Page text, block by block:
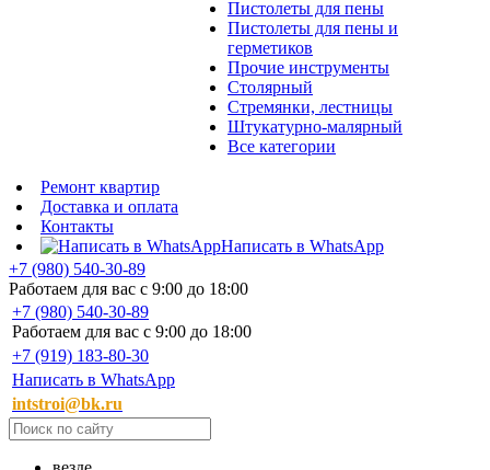
Пистолеты для пены
Пистолеты для пены и
герметиков
Прочие инструменты
Столярный
Стремянки, лестницы
Штукатурно-малярный
Все категории
Ремонт квартир
Доставка и оплата
Контакты
Написать в WhatsApp
+7 (980) 540-30-89
Работаем для вас с 9:00 до 18:00
+7 (980) 540-30-89
Работаем для вас с 9:00 до 18:00
+7 (919) 183-80-30
Написать в WhatsApp
intstroi@bk.ru